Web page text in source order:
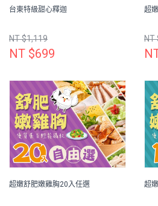
台東特級甜心釋迦
NT $1,119
NT $699
超
NT
超嫩舒肥嫩雞胸20入任選 超